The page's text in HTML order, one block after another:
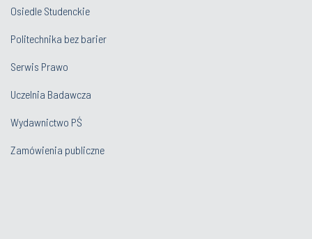
Osiedle Studenckie
Politechnika bez barier
Serwis Prawo
Uczelnia Badawcza
Wydawnictwo PŚ
Zamówienia publiczne